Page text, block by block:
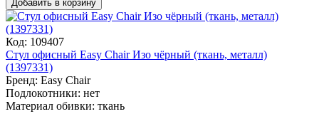
Добавить в корзину
Код: 109407
Стул офисный Easy Chair Изо чёрный (ткань, металл)
(1397331)
Бренд: Easy Chair
Подлокотники: нет
Материал обивки: ткань